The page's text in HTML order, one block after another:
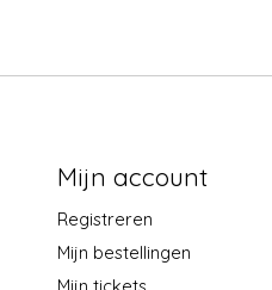
Mijn account
Registreren
Mijn bestellingen